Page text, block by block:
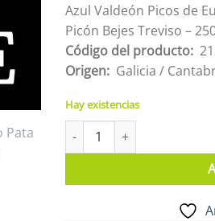
Azul Valdeón Picos de
Picón Bejes Treviso –
Código del producto:
Origen: Galicia /
Hay existencias
TABLA QUESO NOROESTE